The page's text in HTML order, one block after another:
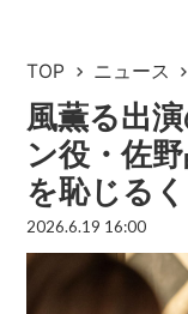
TOP ニュース
風薫る出
ン役・佐
を恥じる
2026.6.19 16:00